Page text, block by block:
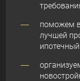
поможем
лучшей